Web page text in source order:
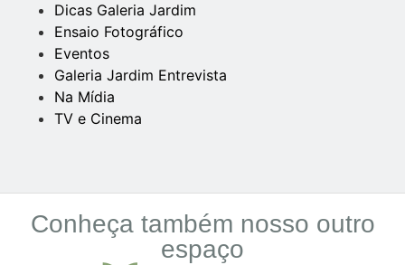
Dicas Galeria Jardim
Ensaio Fotográfico
Eventos
Galeria Jardim Entrevista
Na Mídia
TV e Cinema
Conheça também nosso outro
espaço